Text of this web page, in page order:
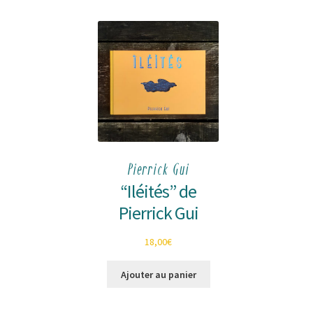
Pierrick Gui
“Iléités” de
Pierrick Gui
18,00€
Ajouter au panier